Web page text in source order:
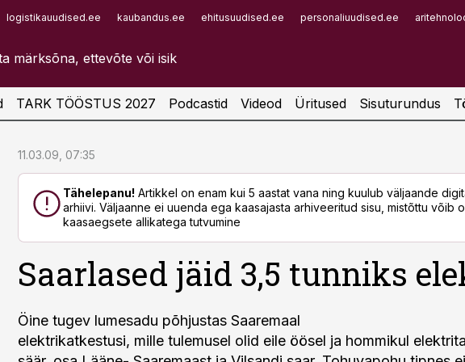
logistikauudised.ee kaubandus.ee ehitusuudised.ee personaliuudised.ee
Infopank
TARK TÖÖSTUS 2027 Podcastid Videod Üritused Sisuturundus
11.03.09, 07:35
Tähelepanu! Artikkel on enam kui 5 aastat vana ning kuulub väljaande
arhiivi. Väljaanne ei uuenda ega kaasajasta arhiveeritud sisu, mistõttu võib
kaasaegsete allikatega tutvumine
Saarlased jäid 3,5 tunniks
Öine tugev lumesadu põhjustas Saaremaal
elektrikatkestusi, mille tulemusel olid eile öösel ja hommikul